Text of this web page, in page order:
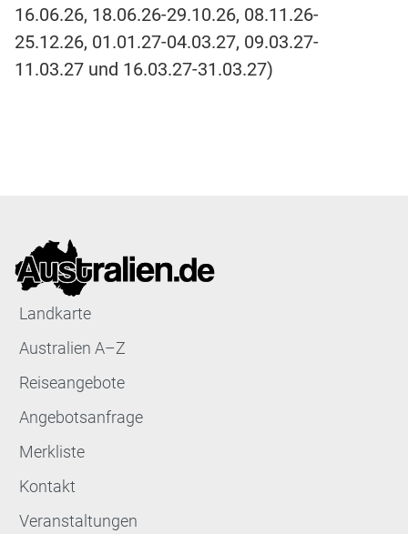
16.06.26, 18.06.26-29.10.26, 08.11.26-
25.12.26, 01.01.27-04.03.27, 09.03.27-
11.03.27 und 16.03.27-31.03.27)
Landkarte
Australien A–Z
Reiseangebote
Angebotsanfrage
Merkliste
Kontakt
Veranstaltungen